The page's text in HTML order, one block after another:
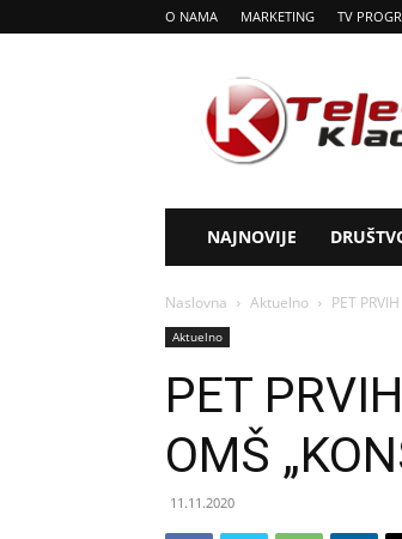
O NAMA MARKETING TV
Tv
Kladovo
NAJNOVIJE
Naslovna Aktuelno PET
Aktuelno
PET
OMŠ
11.11.2020